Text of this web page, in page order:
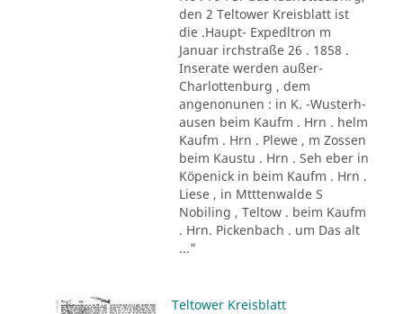
den 2 Teltower Kreisblatt ist
die .Haupt- Expedltron m
Januar irchstraße 26 . 1858 .
Inserate werden außer-
Charlottenburg , dem
angenonunen : in K. -Wusterh-
ausen beim Kaufm . Hrn . helm
Kaufm . Hrn . Plewe , m Zossen
beim Kaustu . Hrn . Seh eber in
Köpenick in beim Kaufm . Hrn .
Liese , in Mtttenwalde S
Nobiling , Teltow . beim Kaufm
. Hrn. Pickenbach . um Das alt
..."
Teltower Kreisblatt